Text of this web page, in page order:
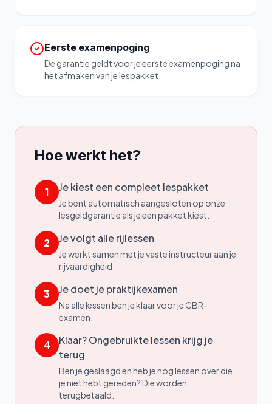
Eerste examenpoging
De garantie geldt voor je eerste examenpoging na
het afmaken van je lespakket.
Hoe werkt het?
1 Je kiest een compleet lespakket
Je bent automatisch aangesloten op onze
lesgeldgarantie als je een pakket kiest.
2 Je volgt alle rijlessen
Je werkt samen met je vaste instructeur aan je
rijvaardigheid.
3 Je doet je praktijkexamen
Na alle lessen ben je klaar voor je CBR-
examen.
4
Klaar? Ongebruikte lessen krijg je
terug
Ben je geslaagd en heb je nog lessen over die
je niet hebt gereden? Die worden
terugbetaald.